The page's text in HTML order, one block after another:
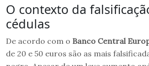
O contexto da
cédulas
De acordo com o Banco Central
de 20 e 50 euros são as mais